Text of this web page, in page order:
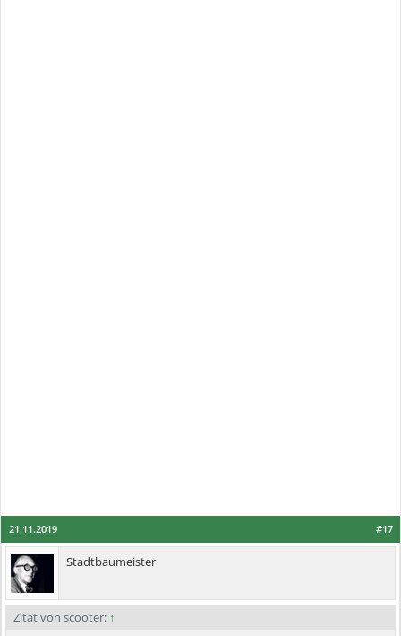
#17
21.11.2019
Stadtbaumeister
Zitat von scooter: ↑